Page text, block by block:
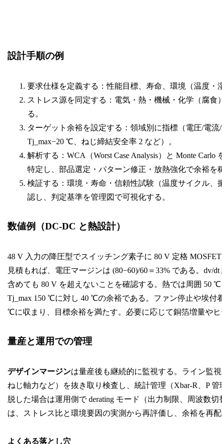
設計手順の例
要求仕様を定義する：性能目標、寿命、環境（温度
ストレス源を同定する：電気・熱・機械・化学（腐
る。
ターゲット余裕を設定する：領域別に指標（電圧/電
Tj_max−20 ℃、ねじ締結安全率 2 など）。
解析する：WCA（Worst Case Analysis）と Monte
特定し、部品選定・パターン修正・放熱強化で余裕を
検証する：環境・寿命・信頼性試験（温度サイクル
認し、判定基準を管理図で可視化する。
数値例（DC-DC と熱設計）
48 V 入力の降圧型でスイッチング素子に 80 V 定格
見積もれば、電圧マージンは (80−60)/60＝33% である。
含めても 80 V を超えないことを確認する。熱では周囲 50
Tj_max 150 ℃に対し 40 ℃の余裕である。ファン停止や埃付
℃に収まり、目標余裕を満たす。必要に応じて銅箔増量や
量産と運用での管理
デザインマージンは量産後も継続的に監視する。ライン監
ねじ軸力など）を抜き取り検査し、統計管理（Xbar-R、P
脱した場合は運用側で derating モード（出力制限、周波数
は、ストレス比と環境要因の実測から再評価し、余裕を再
よくある落とし穴